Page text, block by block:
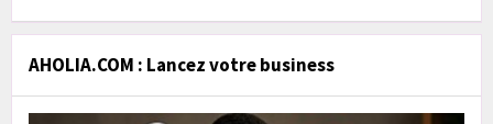
AHOLIA.COM : Lancez votre business